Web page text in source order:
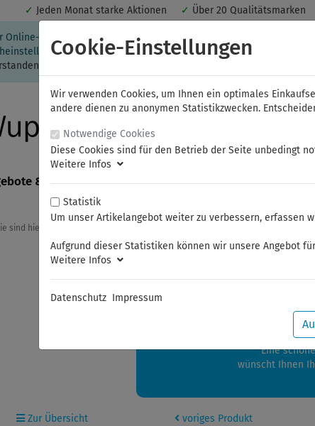
✓ Jeden Monat starke Aktionen ✓ Über 20 Qualitätsmarken
Online-Shop verwendet Cookies für ein optimales
auf Ihrem Rechner gespeichert. Ohne Cookies ist der
klicken Sie bitte hier.
& Neuheiten FAMAG NWS ELORA
sind hier:
zwischen 28.07.2026 und
Ihre Bestellungen in diesem
Eine
wünscht Ihnen
Zur Übersicht voriges Produkt
Cookie-Einstellungen
Wir verwenden Cookies, um Ihnen ein optimales
andere dienen zu anonymen Statistikzwecken.
Notwendige Cookies
Diese Cookies sind für den Betrieb der Seite unbedingt
Weitere Infos
Statistik
Um unser Artikelangebot weiter zu verbessern, erfassen
Aufgrund dieser Statistiken können wir unsere Angebot
Weitere Infos
Datenschutz Impressum